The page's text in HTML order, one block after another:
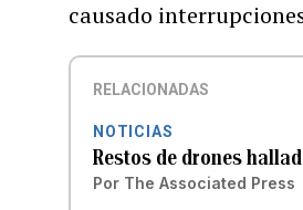
causado
RELACIONADAS
NOTICIAS
Restos de drones
Por The Associated Press